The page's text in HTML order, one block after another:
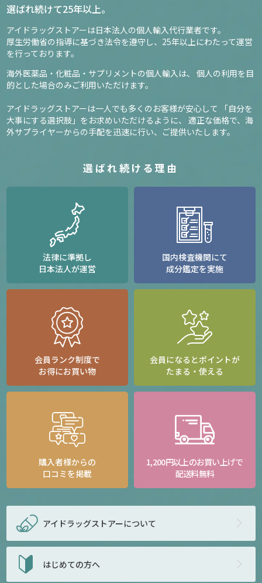
選ばれ続けて25年以上。
アイドラッグストアーは日本法人の個人輸入代行業者です。
厚生労働省の指導に基づき法令を遵守し、 25年以上にわたって運営
を行っております。
海外医薬品・化粧品・サプリメントの個人輸入は、
個人の利用を目
的とした場合のみご利用いただけます。
アイドラッグストアーは一人でも多くのお客様が安心して
「自分を
大事にする選択肢」をお求めいただけるように、
適正な価格で、海
外サプライヤーからの手配を迅速に行い、ご提供いたします。
選ばれ続ける理由
法律に準拠し
日本法人が運営
国内検査機関にて
成分鑑定を実施
会員ランク制度で
お得にお買い物
会員になるとポイントが
たまる・使える
購入者様からの
口コミを掲載
1,200円以上のお買い上げで
配送料無料
アイドラッグストアーについて
はじめての方へ